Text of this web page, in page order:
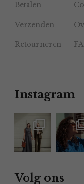
Betalen
Verzenden
Retourneren
Instagram
Volg ons